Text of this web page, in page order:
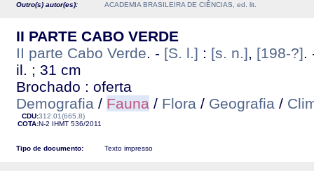
Outro(s) autor(es): ACADEMIA BRASILEIRA DE CIÊNCIAS, ed. lit.
II PARTE CABO VERDE
II parte Cabo Verde. - [S. l.] : [s. n.], [198-?].
il. ; 31 cm
Brochado : oferta
Demografia / Fauna / Flora / Geografia /
CDU:312.01(665.8)
COTA:N-2 IHMT 536/2011
Tipo de documento: Texto impresso